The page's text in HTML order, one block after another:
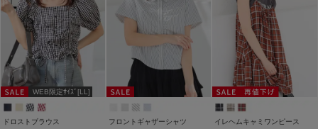
WEB限定ｻｲｽﾞ[LL]
ドロストブラウス フロントギャザーシャツ イレヘムキャミワンピース